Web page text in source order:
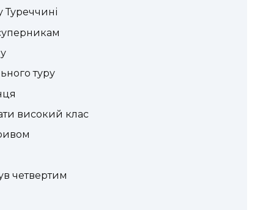
Туреччині
туру
високий клас
четвертим